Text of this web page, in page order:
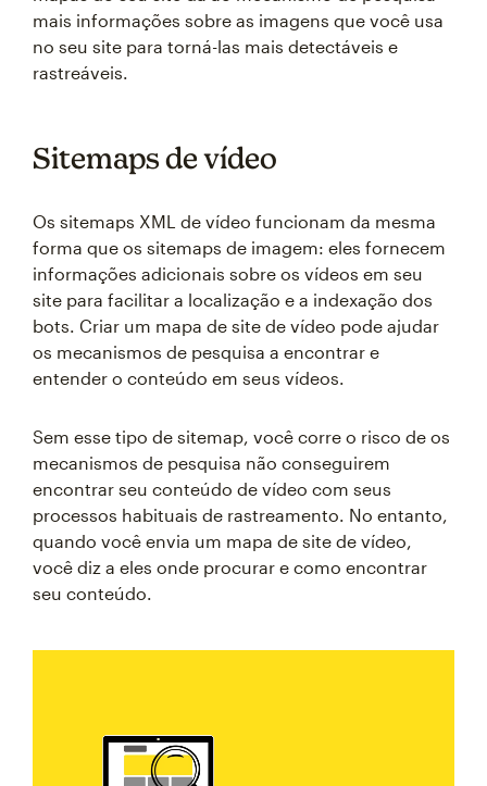
mais informações sobre as imagens que você usa
no seu site para torná-las mais detectáveis e
rastreáveis.
Sitemaps de vídeo
Os sitemaps XML de vídeo funcionam da mesma
forma que os sitemaps de imagem: eles fornecem
informações adicionais sobre os vídeos em seu
site para facilitar a localização e a indexação dos
bots. Criar um mapa de site de vídeo pode ajudar
os mecanismos de pesquisa a encontrar e
entender o conteúdo em seus vídeos.
Sem esse tipo de sitemap, você corre o risco de os
mecanismos de pesquisa não conseguirem
encontrar seu conteúdo de vídeo com seus
processos habituais de rastreamento. No entanto,
quando você envia um mapa de site de vídeo,
você diz a eles onde procurar e como encontrar
seu conteúdo.